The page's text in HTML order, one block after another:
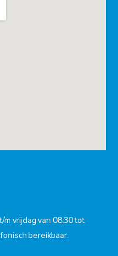
vrijdag van 08:30 tot
bereikbaar.